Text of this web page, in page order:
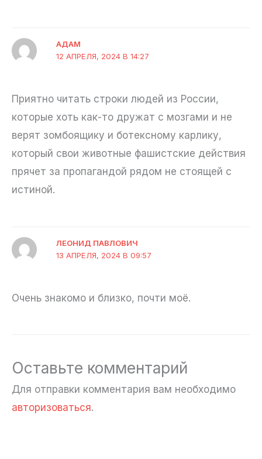
АДАМ
12 АПРЕЛЯ, 2024 В 14:27
Приятно читать строки людей из России,
которые хоть как-то дружат с мозгами и не
верят зомбоящику и ботексному карлику,
который свои животные фашистские действия
прячет за пропагандой рядом не стоящей с
истиной.
ЛЕОНИД ПАВЛОВИЧ
13 АПРЕЛЯ, 2024 В 09:57
Очень знакомо и близко, почти моё.
Оставьте комментарий
Для отправки комментария вам необходимо
авторизоваться.